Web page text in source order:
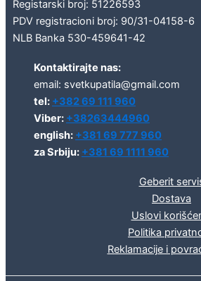
Registarski broj: 51226593
PDV registracioni broj: 90/31-04158-6
NLB Banka 530-459641-42
Kontaktirajte nas:
email: svetkupatila@gmail.com
tel: +382 69 111 960
Viber: +38263444960
english: +381 69 777 960
za Srbiju: +381 69 1111 960
Geberit
Dostava
Uslovi
Politika
Reklamacije i